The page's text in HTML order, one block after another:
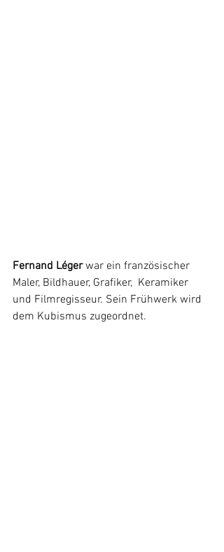
Fernand Léger war ein französischer
Maler, Bildhauer, Grafiker,  Keramiker
und Filmregisseur. Sein Frühwerk wird
dem Kubismus zugeordnet.